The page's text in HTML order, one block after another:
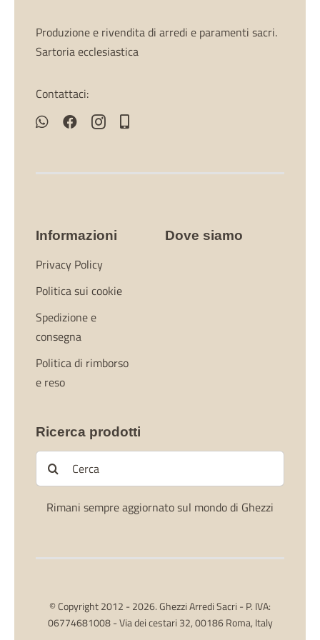
Produzione e rivendita di arredi e paramenti sacri.
Sartoria ecclesiastica
Contattaci:
Informazioni
Privacy Policy
Politica sui cookie
Spedizione e
consegna
Politica di rimborso
e reso
Dove siamo
Ricerca prodotti
Cerca
per:
Rimani sempre aggiornato sul mondo di Ghezzi
© Copyright 2012 - 2026. Ghezzi Arredi Sacri - P. IVA:
06774681008 - Via dei cestari 32, 00186 Roma, Italy